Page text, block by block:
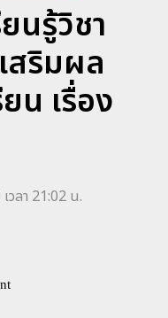
นรู้วิชา
สริมผล
น เรื่อง
วลา 21:02 น.